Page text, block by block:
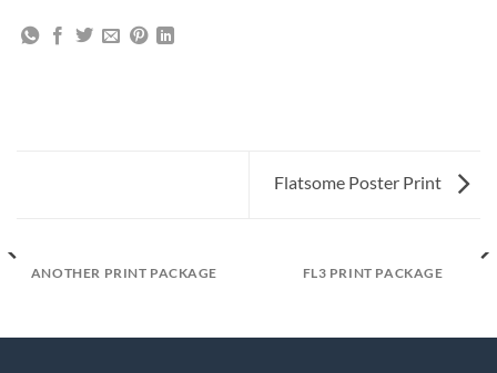
Flatsome Poster Print
ANOTHER PRINT PACKAGE FL3 PRINT PACKAGE